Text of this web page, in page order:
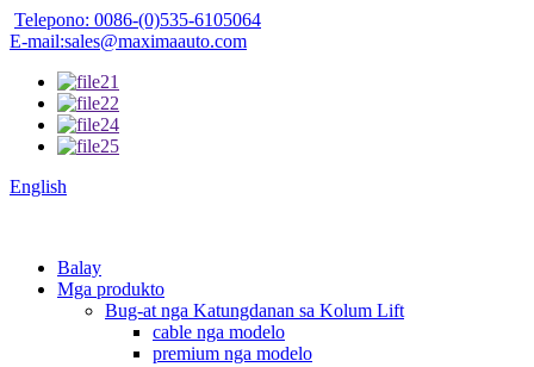
Telepono: 0086-(0)535-6105064
E-mail:sales@maximaauto.com
English
Balay
Mga produkto
Bug-at nga Katungdanan sa Kolum Lift
cable nga modelo
premium nga modelo